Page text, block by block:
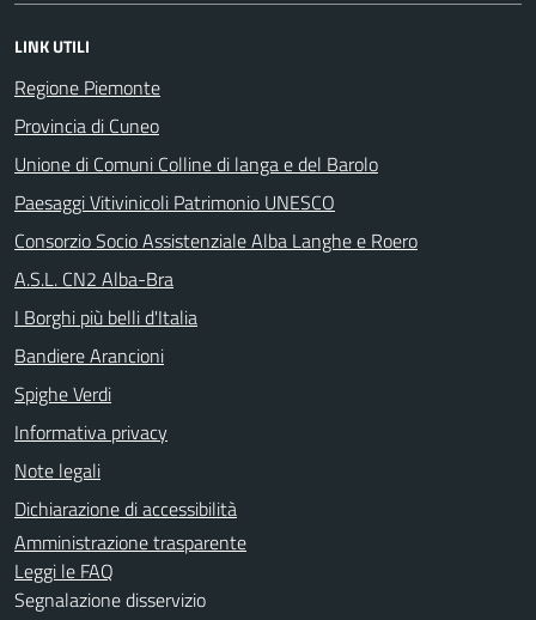
LINK UTILI
Regione Piemonte
Provincia di Cuneo
Unione di Comuni Colline di langa e del Barolo
Paesaggi Vitivinicoli Patrimonio UNESCO
Consorzio Socio Assistenziale Alba Langhe e Roero
A.S.L. CN2 Alba-Bra
I Borghi più belli d'Italia
Bandiere Arancioni
Spighe Verdi
Informativa privacy
Note legali
Dichiarazione di accessibilità
Amministrazione trasparente
Leggi le FAQ
Segnalazione disservizio